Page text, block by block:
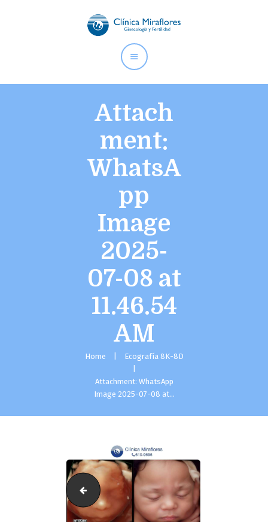
Attach
ment:
WhatsA
pp
Image
2025-
07-08 at
11.46.54
AM
Home Ecografía 8K-8D
Attachment: WhatsApp
Image 2025-07-08 at...
CLÍNICA MIRAFLORES |
GINECOLOGÍA Y FERTILIDAD
Somos especialistas en ginecología y fertilidad desde 1994.
Hemos ayudado a cumplir su sueño a miles de familias.
Nosotros
Instalaciones
Contáctanos
WhatsApp Image 2025-07-08 at 11.46.53 AM